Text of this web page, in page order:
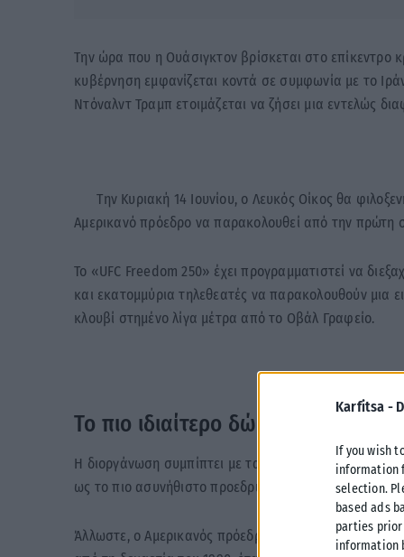
Karfitsa -
If you wish
information
selection.
based ads
parties
information
Την ώρα που η Ουάσιγκτον βρίσκεται στο επίκεντρο
κυβέρνηση εμφανίζεται κοντά σε συμφωνία με το
Ντόναλντ Τραμπ ετοιμάζεται να ζήσει μια εντελώς
Την Κυριακή 14 Ιουνίου, ο Λευκός Οίκος θα
Αμερικανό πρόεδρο να παρακολουθεί από την πρώτη
Το «UFC Freedom 250» έχει προγραμματιστεί να
και εκατομμύρια τηλεθεατές να παρακολουθούν μια
κλουβί στημένο λίγα μέτρα από το Οβάλ Γραφείο.
Το πιο ιδιαίτερο δώρο γενεθλίων
Η διοργάνωση συμπίπτει με τα 80ά γενέθλια του
ως το πιο ασυνήθιστο προεδρικό πάρτι που έχει γίνει
Άλλωστε, ο Αμερικανός πρόεδρος δεν έκρυψε ποτέ